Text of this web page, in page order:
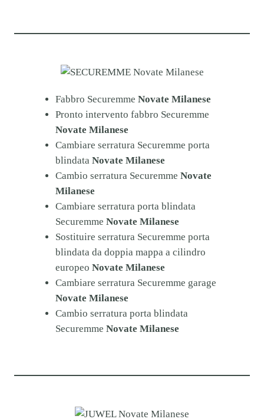
Fabbro Securemme Novate Milanese
Pronto intervento fabbro Securemme
Novate Milanese
Cambiare serratura Securemme porta
blindata Novate Milanese
Cambio serratura Securemme Novate
Milanese
Cambiare serratura porta blindata
Securemme Novate Milanese
Sostituire serratura Securemme porta
blindata da doppia mappa a cilindro
europeo Novate Milanese
Cambiare serratura Securemme garage
Novate Milanese
Cambio serratura porta blindata
Securemme Novate Milanese